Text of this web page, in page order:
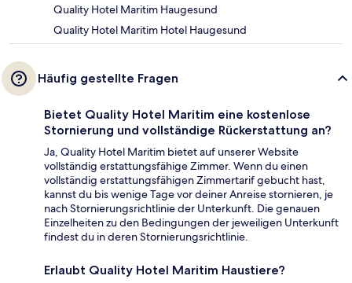
Quality Hotel Maritim Haugesund
Quality Hotel Maritim Hotel Haugesund
Häufig gestellte Fragen
Bietet Quality Hotel Maritim eine kostenlose
Stornierung und vollständige Rückerstattung an?
Ja, Quality Hotel Maritim bietet auf unserer Website
vollständig erstattungsfähige Zimmer. Wenn du einen
vollständig erstattungsfähigen Zimmertarif gebucht hast,
kannst du bis wenige Tage vor deiner Anreise stornieren, je
nach Stornierungsrichtlinie der Unterkunft. Die genauen
Einzelheiten zu den Bedingungen der jeweiligen Unterkunft
findest du in deren Stornierungsrichtlinie.
Erlaubt Quality Hotel Maritim Haustiere?